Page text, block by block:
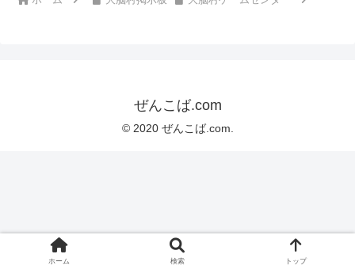
ぜんこば.com
© 2020 ぜんこば.com.
ホーム 検索 トップ